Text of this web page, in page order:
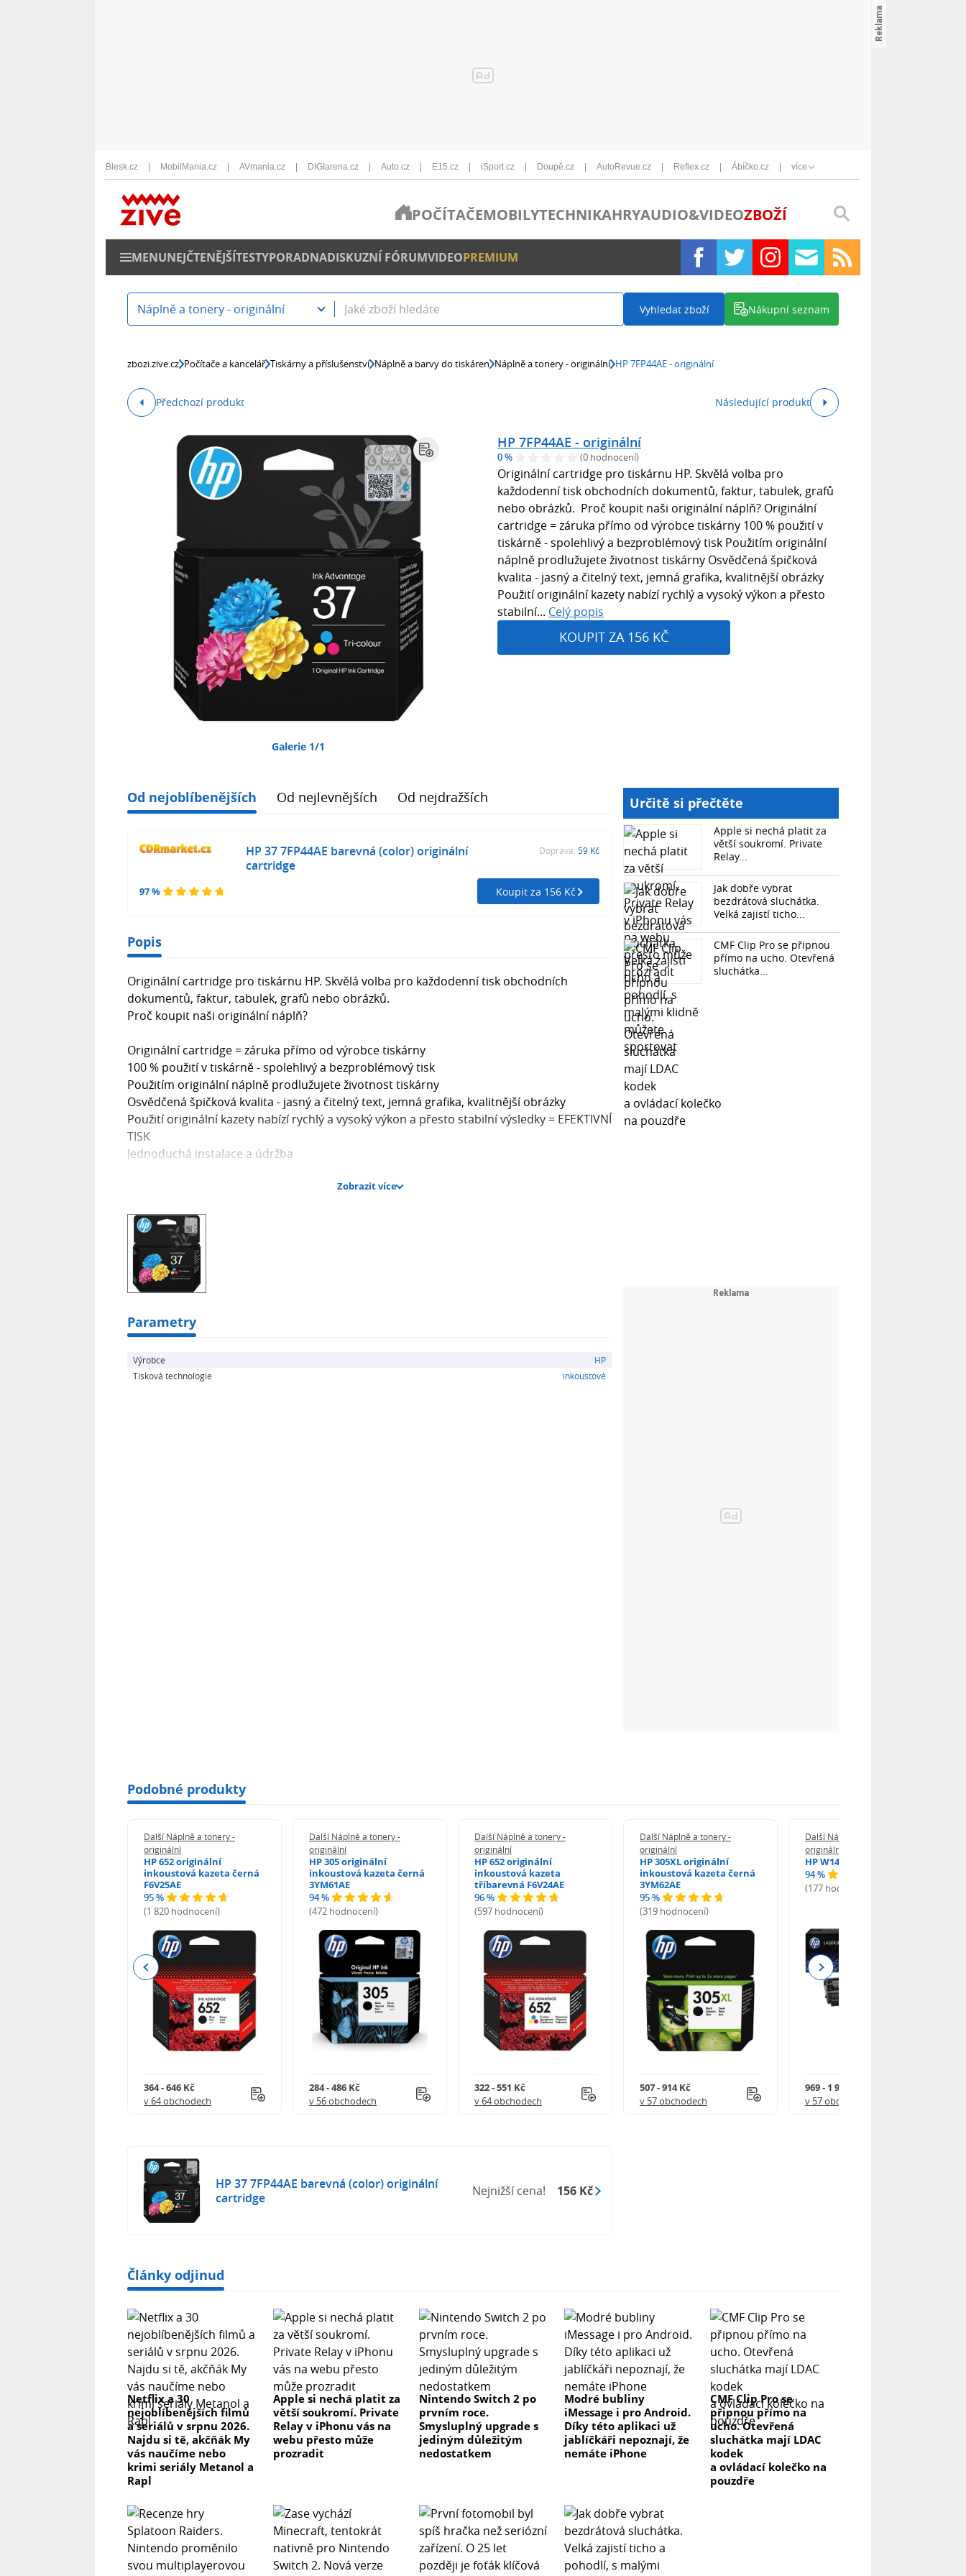
Blesk.cz MobilMania.cz AVmania.cz DIGIarena.cz Auto.cz E15.cz iSport.cz Doupě.cz AutoRevue.cz Reflex.cz Ábíčko.cz více
POČÍTAČEMOBILYTECHNIKAHRYAUDIO&VIDEOZBOŽÍ
MENUNEJČTENĚJŠÍTESTYPORADNADISKUZNÍ FÓRUMVIDEOPREMIUM
Náplně a tonery - originální Vyhledat zboží Nákupní seznam
zbozi.zive.cz Počítače a kancelář Tiskárny a příslušenství Náplně a barvy do tiskáren Náplně a tonery - originální HP 7FP44AE - originální
Předchozí produkt Následující produkt
Galerie 1/1
HP 7FP44AE - originální
0 % (0 hodnocení)
Originální cartridge pro tiskárnu HP. Skvělá volba pro
každodenní tisk obchodních dokumentů, faktur, tabulek, grafů
nebo obrázků. Proč koupit naši originální náplň? Originální
cartridge = záruka přímo od výrobce tiskárny 100 % použití v
tiskárně - spolehlivý a bezproblémový tisk Použitím originální
náplně prodlužujete životnost tiskárny Osvědčená špičková
kvalita - jasný a čitelný text, jemná grafika, kvalitnější obrázky
Použití originální kazety nabízí rychlý a vysoký výkon a přesto
stabilní... Celý popis
KOUPIT ZA 156 KČ
Od nejoblíbenějších Od nejlevnějších Od nejdražších
97 %
HP 37 7FP44AE barevná (color) originální
cartridge
Doprava: 59 Kč
Koupit za 156 Kč
Popis
Originální cartridge pro tiskárnu HP. Skvělá volba pro každodenní tisk obchodních
dokumentů, faktur, tabulek, grafů nebo obrázků.
Proč koupit naši originální náplň?
Originální cartridge = záruka přímo od výrobce tiskárny
100 % použití v tiskárně - spolehlivý a bezproblémový tisk
Použitím originální náplně prodlužujete životnost tiskárny
Osvědčená špičková kvalita - jasný a čitelný text, jemná grafika, kvalitnější obrázky
Použití originální kazety nabízí rychlý a vysoký výkon a přesto stabilní výsledky = EFEKTIVNÍ
TISK
Jednoduchá instalace a údržba
Garance Vaší spokojenosti s použitím naší originální náplně
Kód výrobce: 7FP44AE
Zobrazit více
Parametry
Výrobce
HP
Tisková technologie
inkoustové
Určitě si přečtěte
Apple si nechá platit za
větší soukromí. Private
Relay...
Jak dobře vybrat
bezdrátová sluchátka.
Velká zajistí ticho...
CMF Clip Pro se připnou
přímo na ucho. Otevřená
sluchátka...
Podobné produkty
Další Náplně a tonery -
originální
HP 652 originální
inkoustová kazeta černá
F6V25AE
95 %
(1 820 hodnocení)
364 - 646 Kč
v 64 obchodech
Další Náplně a tonery -
originální
HP 305 originální
inkoustová kazeta černá
3YM61AE
94 %
(472 hodnocení)
284 - 486 Kč
v 56 obchodech
Další Náplně a tonery -
originální
HP 652 originální
inkoustová kazeta
tříbarevná F6V24AE
96 %
(597 hodnocení)
322 - 551 Kč
v 64 obchodech
Další Náplně a tonery -
originální
HP 305XL originální
inkoustová kazeta černá
3YM62AE
95 %
(319 hodnocení)
507 - 914 Kč
v 57 obchodech
Další Náplně a tonery -
originální
HP W1420A - originální
94 %
(177 hodnocení)
969 - 1 918 Kč
v 57 obchodech
Previous Next
HP 37 7FP44AE barevná (color) originální
cartridge
Nejnižší cena! 156 Kč
Články odjinud
Netflix a 30
nejoblíbenějších filmů
a seriálů v srpnu 2026.
Najdu si tě, akčňák My
vás naučíme nebo
krimi seriály Metanol a
Rapl
Apple si nechá platit za
větší soukromí. Private
Relay v iPhonu vás na
webu přesto může
prozradit
Nintendo Switch 2 po
prvním roce.
Smysluplný upgrade s
jediným důležitým
nedostatkem
Modré bubliny
iMessage i pro Android.
Díky této aplikaci už
jablíčkáři nepoznají, že
nemáte iPhone
CMF Clip Pro se
připnou přímo na
ucho. Otevřená
sluchátka mají LDAC
kodek
a ovládací kolečko na
pouzdře